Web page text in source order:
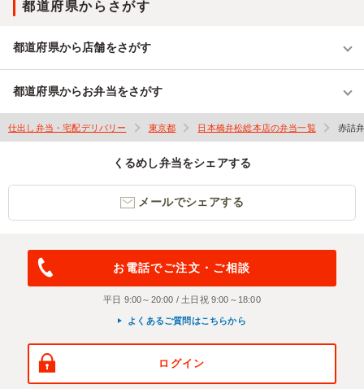
都道府県からさがす
都道府県から店舗をさがす
都道府県からお弁当をさがす
仕出し弁当・宅配デリバリー 東京都 日本橋弁松総本店の弁当一覧 赤詰
くるめし弁当をシェアする
メールでシェアする
お電話でご注文・ご相談
平日 9:00～20:00 / 土日祝 9:00～18:00
よくあるご質問はこちらから
ログイン